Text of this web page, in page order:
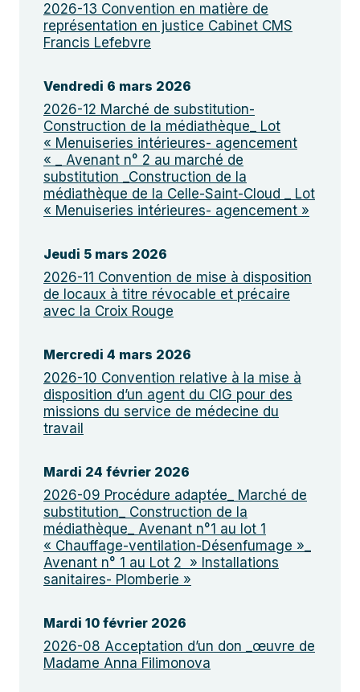
2026-13 Convention en matière de
représentation en justice Cabinet CMS
Francis Lefebvre
Vendredi 6 mars 2026
2026-12 Marché de substitution-
Construction de la médiathèque_ Lot
« Menuiseries intérieures- agencement
« _ Avenant n° 2 au marché de
substitution _Construction de la
médiathèque de la Celle-Saint-Cloud _ Lot
« Menuiseries intérieures- agencement »
Jeudi 5 mars 2026
2026-11 Convention de mise à disposition
de locaux à titre révocable et précaire
avec la Croix Rouge
Mercredi 4 mars 2026
2026-10 Convention relative à la mise à
disposition d’un agent du CIG pour des
missions du service de médecine du
travail
Mardi 24 février 2026
2026-09 Procédure adaptée_ Marché de
substitution_ Construction de la
médiathèque_ Avenant n°1 au lot 1
« Chauffage-ventilation-Désenfumage »_
Avenant n° 1 au Lot 2 » Installations
sanitaires- Plomberie »
Mardi 10 février 2026
2026-08 Acceptation d’un don _œuvre de
Madame Anna Filimonova